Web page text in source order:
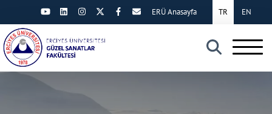
×
TR EN
ERÜ Anasayfa